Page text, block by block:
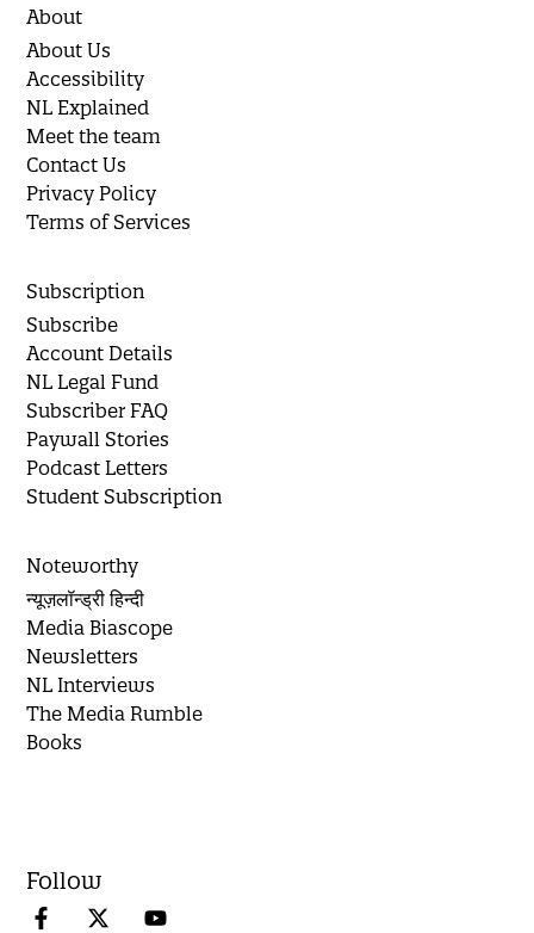
About
About Us
Accessibility
NL Explained
Meet the team
Contact Us
Privacy Policy
Terms of Services
Subscription
Subscribe
Account Details
NL Legal Fund
Subscriber FAQ
Paywall Stories
Podcast Letters
Student Subscription
Noteworthy
न्यूज़लॉन्ड्री हिन्दी
Media Biascope
Newsletters
NL Interviews
The Media Rumble
Books
Follow